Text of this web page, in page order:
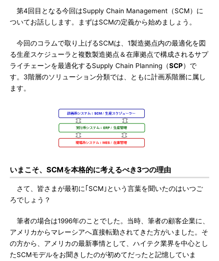
第4回目となる今回はSupply Chain Management（SCM）に
ついてお話しします。まずはSCMの定義から始めましょう。
今回のコラムで取り上げるSCMは、1製造拠点内の最適化を図
る生産スケジューラと複数製造拠点＆在庫拠点で構成されるサプ
ライチェーンを最適化するSupply Chain Planning（SCP）で
す。3階層のソリューション分類では、ともに計画系階層に属し
ます。
いまこそ、SCMを本格的に考えるべき3つの理由
さて、皆さまが最初に｢SCM｣という言葉を聞いたのはいつご
ろでしょう？
筆者の場合は1996年のことでした。当時、筆者の顧客企業に、
アメリカからマレーシアへ直接転勤されてきた方がいました。そ
の方から、アメリカの最新事情として、ハイテク業界を中心とし
たSCMモデルをお聞きしたのが初めてだったと記憶していま